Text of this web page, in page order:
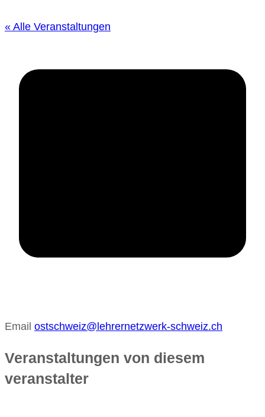
« Alle Veranstaltungen
Email ostschweiz@lehrernetzwerk-schweiz.ch
Veranstaltungen von diesem
veranstalter